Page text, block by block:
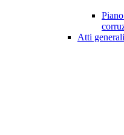
Atti generali